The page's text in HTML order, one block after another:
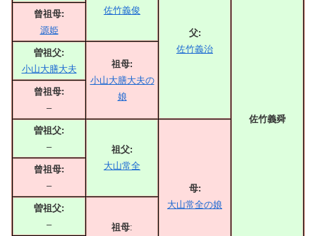
佐竹義俊
父:
佐竹義治
佐竹義舜
曾祖母:
源姫
曽祖父:
小山大膳大夫
祖母:
小山大膳大夫の
娘
曾祖母:
–
曽祖父:
–
祖父:
大山常全
母:
大山常全の娘
曾祖母:
–
曽祖父:
–
祖母: